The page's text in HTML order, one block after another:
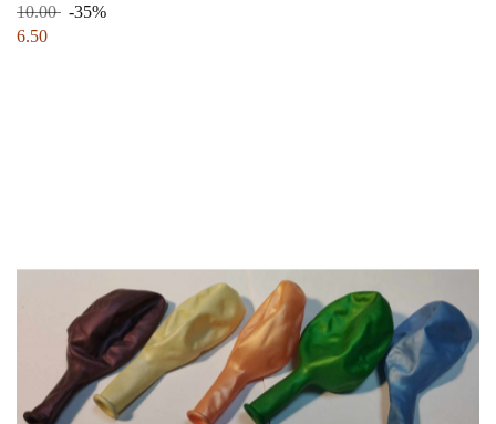
10.00
-35%
6.50